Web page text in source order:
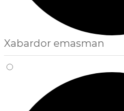
Xabardor emasman